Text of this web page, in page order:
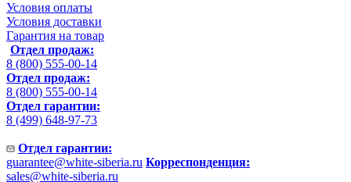
Условия оплаты
Условия доставки
Гарантия на товар
Отдел продаж:
8 (800) 555-00-14
Отдел продаж:
8 (800) 555-00-14
Отдел гарантии:
8 (499) 648-97-73
Отдел гарантии:
guarantee@white-siberia.ru Корреспонденция:
sales@white-siberia.ru